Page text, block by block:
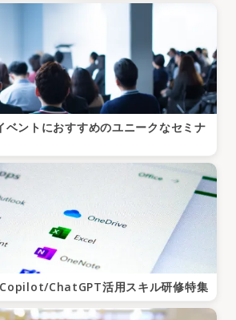
ントにおすすめのユニークなセミナ
Copilot/ChatGPT活用スキル研修特集